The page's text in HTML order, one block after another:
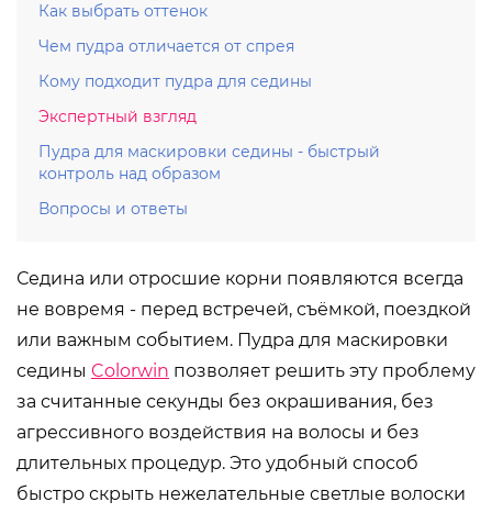
Как выбрать оттенок
Чем пудра отличается от спрея
Кому подходит пудра для седины
Экспертный взгляд
Пудра для маскировки седины - быстрый
контроль над образом
Вопросы и ответы
Седина или отросшие корни появляются всегда
не вовремя - перед встречей, съёмкой, поездкой
или важным событием. Пудра для маскировки
седины Colorwin позволяет решить эту проблему
за считанные секунды без окрашивания, без
агрессивного воздействия на волосы и без
длительных процедур. Это удобный способ
быстро скрыть нежелательные светлые волоски